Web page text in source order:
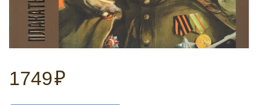
1749₽